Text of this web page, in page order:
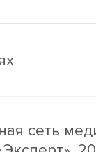
сеть